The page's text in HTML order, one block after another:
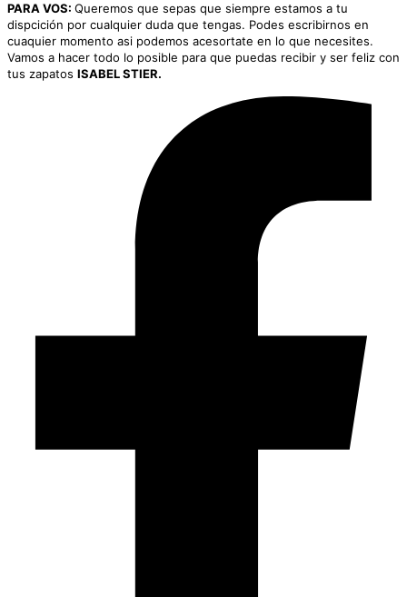
PARA VOS: Queremos que sepas que siempre estamos a tu
dispcición por cualquier duda que tengas. Podes escribirnos en
cuaquier momento asi podemos acesortate en lo que necesites.
Vamos a hacer todo lo posible para que puedas recibir y ser feliz con
tus zapatos ISABEL STIER.